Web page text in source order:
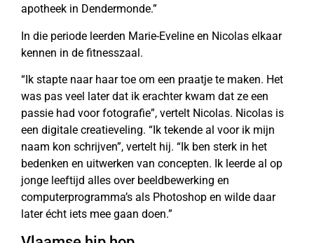
apotheek in Dendermonde.”
In die periode leerden Marie-Eveline en Nicolas elkaar
kennen in de fitnesszaal.
“Ik stapte naar haar toe om een praatje te maken. Het
was pas veel later dat ik erachter kwam dat ze een
passie had voor fotografie”, vertelt Nicolas. Nicolas is
een digitale creatieveling. “Ik tekende al voor ik mijn
naam kon schrijven”, vertelt hij. “Ik ben sterk in het
bedenken en uitwerken van concepten. Ik leerde al op
jonge leeftijd alles over beeldbewerking en
computerprogramma’s als Photoshop en wilde daar
later écht iets mee gaan doen.”